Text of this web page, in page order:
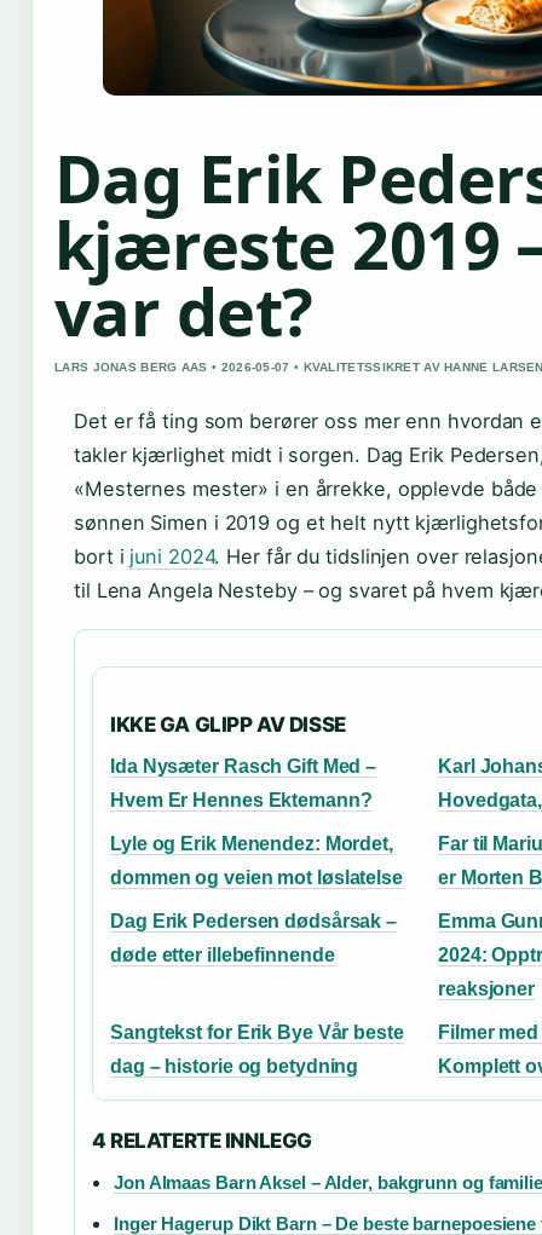
Dag Erik
kjæreste 2019
var det?
LARS JONAS BERG AAS • 2026-05-07 • KVALITETSSIKRET AV HANNE
Det er få ting som berører oss mer enn hvordan
takler kjærlighet midt i sorgen. Dag Erik
«Mesternes mester» i en årrekke, opplevde
sønnen Simen i 2019 og et helt nytt
bort i juni 2024. Her får du tidslinjen over
til Lena Angela Nesteby – og svaret på hvem
IKKE GA GLIPP AV DISSE
Ida Nysæter Rasch Gift Med –
Hvem Er Hennes Ektemann?
Karl
Lyle og Erik Menendez: Mordet,
dommen og veien mot løslatelse
Far til
er Morten
Dag Erik Pedersen dødsårsak –
døde etter illebefinnende
Emma
2024:
reaksjoner
Sangtekst for Erik Bye Vår beste
dag – historie og betydning
Filmer
Komplett
4 RELATERTE INNLEGG
Jon Almaas Barn Aksel – Alder, bakgrunn og
Inger Hagerup Dikt Barn – De beste